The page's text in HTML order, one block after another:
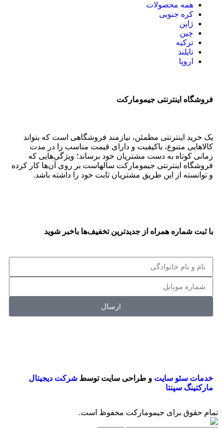
همه محصولات
کره جنوبی
ژاپن
چین
ترکیه
تایلند
اروپا
فروشگاه اینترنتی جیمومارکت
یک خرید اینترنتی مطمئن، نیازمند فروشگاهی است که بتواند
کالاهایی متنوع، باکیفیت و دارای قیمت مناسب را در مدت
زمانی کوتاه به دست مشتریان خود برساند؛ ویژگی‌هایی که
فروشگاه اینترنتی جیمومارکت سالهاست بر روی آن‌ها کار کرده
و توانسته از این طریق مشتریان ثابت خود را داشته باشد.
با ثبت شماره همراه از جدید‌ترین تخفیف‌ها با‌خبر شوید
ارسال
خدمات سئو سایت و طراحی سایت توسط شرکت دیجیتال
مارکتینگ سپنتا
تمام حقوق برای جیمومارکت محفوظ است.